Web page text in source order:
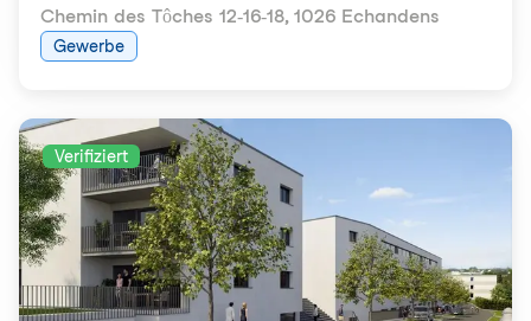
Chemin des Tôches 12-16-18, 1026 Echandens
Gewerbe
Verifiziert